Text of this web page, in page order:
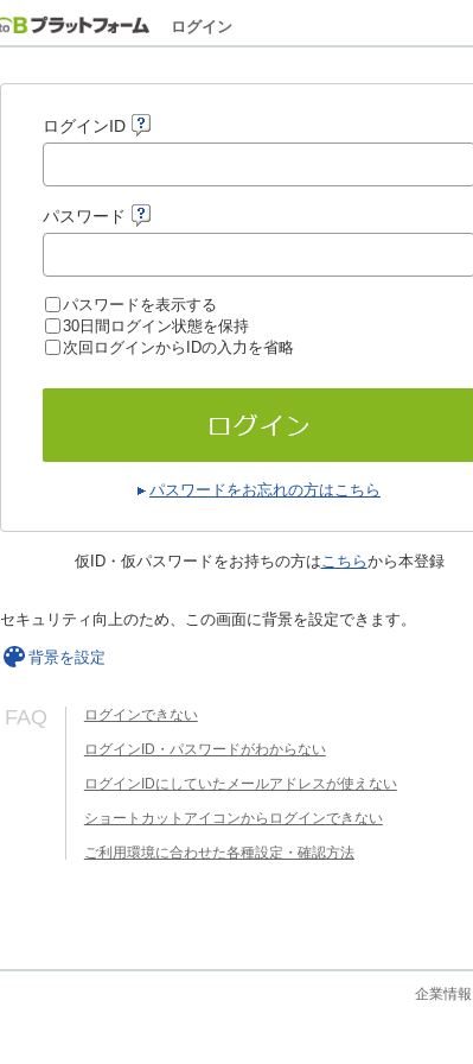
ログイン
ログインID
パスワード
パスワードを表示する
30日間ログイン状態を保持
次回ログインからIDの入力を省略
パスワードをお忘れの方はこちら
仮ID・仮パスワードをお持ちの方はこちらから本登録
セキュリティ向上のため、この画面に背景を設定できます。
背景を設定
FAQ ログインできない
ログインID・パスワードがわからない
ログインIDにしていたメールアドレスが使えない
ショートカットアイコンからログインできない
ご利用環境に合わせた各種設定・確認方法
企業情報